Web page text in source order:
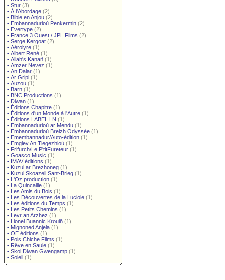
• Stur (3)
• À l'Abordage (2)
• Bible en Anjou (2)
• Embannadurioù Penkermin (2)
• Evertype (2)
• France 3 Ouest / JPL Films (2)
• Serge Kergoat (2)
• Aérolyre (1)
• Albert René (1)
• Allah's Kanañ (1)
• Amzer Nevez (1)
• An Dalar (1)
• Ar Gripi (1)
• Auzou (1)
• Barn (1)
• BNC Productions (1)
• Diwan (1)
• Éditions Chapitre (1)
• Éditions d'un Monde à l'Autre (1)
• Éditions LABEL LN (1)
• Embannadurioù ar Mendu (1)
• Embannadurioù Breizh Odyssée (1)
• Emembannadur/Auto-édition (1)
• Emglev An Tiegezhioù (1)
• Frifurch/Le P'titFureteur (1)
• Goasco Music (1)
• IMAV éditions (1)
• Kuzul ar Brezhoneg (1)
• Kuzul Skoazell Sant-Brieg (1)
• L'Oz production (1)
• La Quincaille (1)
• Les Amis du Bois (1)
• Les Découvertes de la Luciole (1)
• Les éditions du Temps (1)
• Les Petits Chemins (1)
• Levr an Arzhez (1)
• Lionel Buannic Krouiñ (1)
• Mignoned Anjela (1)
• OE éditions (1)
• Pois Chiche Films (1)
• Rêve en Saule (1)
• Skol Diwan Gwengamp (1)
• Soleil (1)